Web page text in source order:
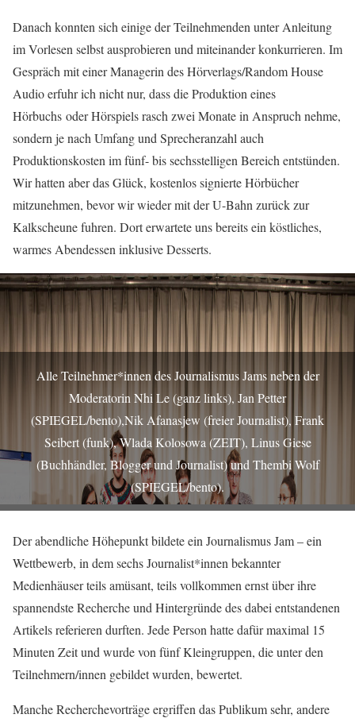
Danach konnten sich einige der Teilnehmenden unter Anleitung
im Vorlesen selbst ausprobieren und miteinander konkurrieren. Im
Gespräch mit einer Managerin des Hörverlags/Random House
Audio erfuhr ich nicht nur, dass die Produktion eines
Hörbuchs oder Hörspiels rasch zwei Monate in Anspruch nehme,
sondern je nach Umfang und Sprecheranzahl auch
Produktionskosten im fünf- bis sechsstelligen Bereich entstünden.
Wir hatten aber das Glück, kostenlos signierte Hörbücher
mitzunehmen, bevor wir wieder mit der U-Bahn zurück zur
Kalkscheune fuhren. Dort erwartete uns bereits ein köstliches,
warmes Abendessen inklusive Desserts.
Alle Teilnehmer*innen des Journalismus Jams neben der
Moderatorin Nhi Le (ganz links), Jan Petter
(SPIEGEL/bento),Nik Afanasjew (freier Journalist), Frank
Seibert (funk), Wlada Kolosowa (ZEIT), Linus Giese
(Buchhändler, Blogger und Journalist) und Thembi Wolf
(SPIEGEL/bento).
Der abendliche Höhepunkt bildete ein Journalismus Jam – ein
Wettbewerb, in dem sechs Journalist*innen bekannter
Medienhäuser teils amüsant, teils vollkommen ernst über ihre
spannendste Recherche und Hintergründe des dabei entstandenen
Artikels referieren durften. Jede Person hatte dafür maximal 15
Minuten Zeit und wurde von fünf Kleingruppen, die unter den
Teilnehmern/innen gebildet wurden, bewertet.
Manche Recherchevorträge ergriffen das Publikum sehr, andere